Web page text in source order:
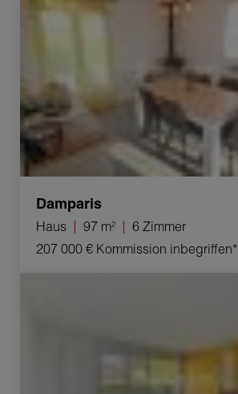
Damparis
Haus 97 m²
6 Zimmer
207 000 € Kommission inbegriffen*